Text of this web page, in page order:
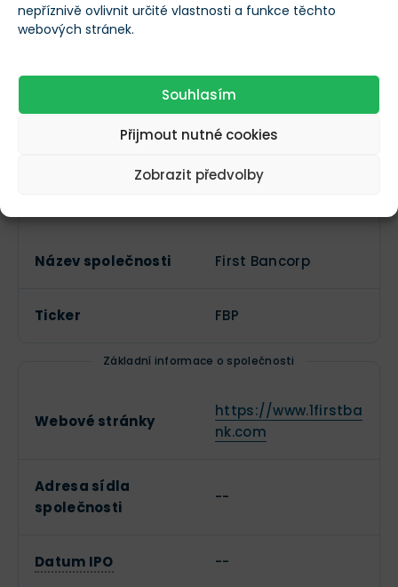
nepříznivě ovlivnit určité vlastnosti a funkce těchto
webových stránek.
Souhlasím
Přijmout nutné cookies
Zobrazit předvolby
director, officer: President and CEO
Předchozí
Název společnosti First Bancorp
Ticker FBP
Základní informace o společnosti
Webové stránky
https://www.1firstba
nk.com
Adresa sídla
společnosti
--
Datum IPO --